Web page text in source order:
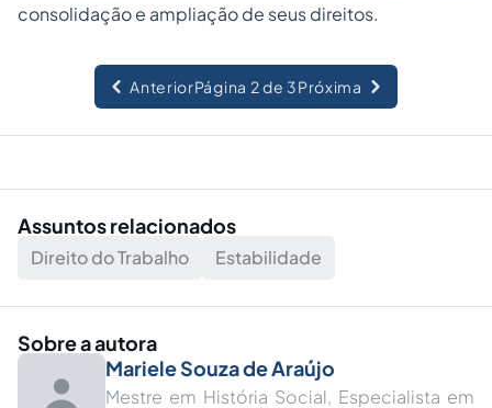
consolidação e ampliação de seus direitos.
AnteriorPágina 2 de 3Próxima
Assuntos relacionados
Direito do Trabalho Estabilidade
Sobre a autora
Mariele Souza de Araújo
Mestre em História Social, Especialista em